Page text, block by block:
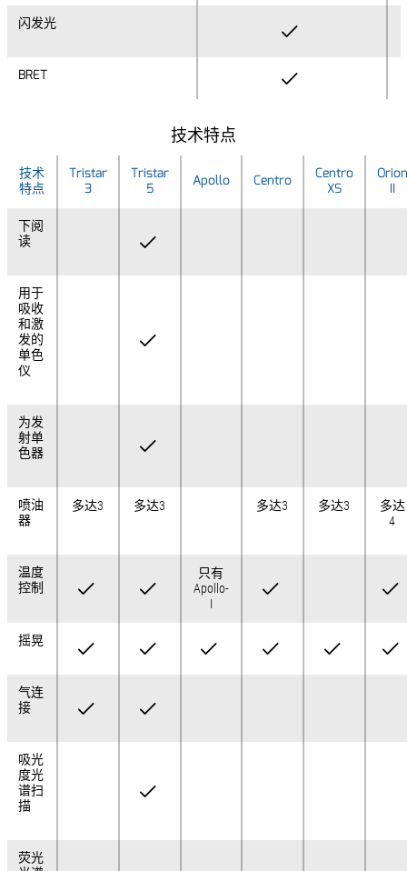
闪发光
BRET
闪发光
BRET
技术特点
技术
特点
Tristar
3
Tristar
5 Apollo Centro Centro
XS
Orion
II
下阅
读
用于
吸收
和激
发的
单色
仪
为发
射单
色器
喷油
器
多达3 多达3 多达3 多达3
多达
4
温度
控制
只有
Apollo-
I
摇晃
气连
接
吸光
度光
谱扫
描
荧光